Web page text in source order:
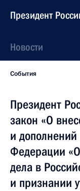
Президент
Новости
События
Президент
закон «О
и
Федерации
дела в
и признании